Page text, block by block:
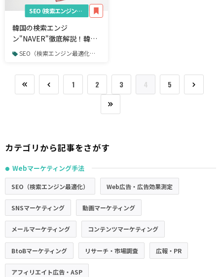
SEO（検索エンジン最適化）
韓国の検索エンジ
ン"NAVER"徹底解説！韓国
の王道WEBマーケティング
SEO（検索エンジン最適化） / 内部対策 / 海外SEO情報
1 2 3 4 5
カテゴリから記事をさがす
● Webマーケティング手法
SEO（検索エンジン最適化） Web広告・広告効果測定
SNSマーケティング 動画マーケティング
メールマーケティング コンテンツマーケティング
BtoBマーケティング リサーチ・市場調査 広報・PR
アフィリエイト広告・ASP